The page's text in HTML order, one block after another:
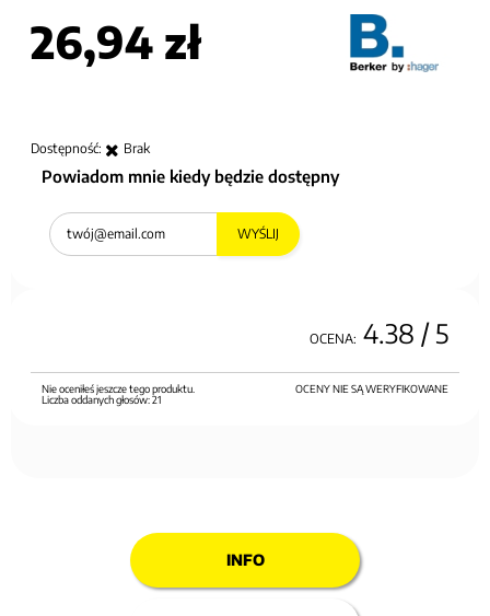
26,94 zł
Dostępność: Brak
Powiadom mnie kiedy będzie dostępny
WYŚLIJ
OCENA: 4.38 / 5
OCENY NIE SĄ WERYFIKOWANE
Nie oceniłeś jeszcze tego produktu.
Liczba oddanych głosów:21
INFO